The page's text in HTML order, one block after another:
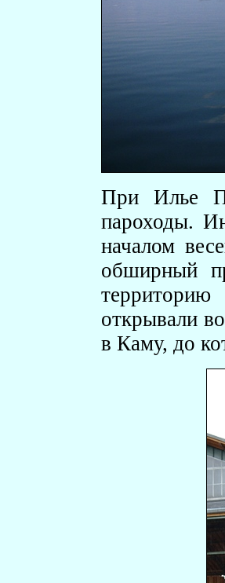
При Илье
пароходы.
началом
обширный
открывали
в Каму, до